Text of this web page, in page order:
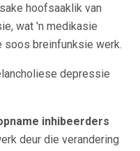
hoofsaaklik van
wat 'n medikasie
breinfunksie werk.
depressie
inhibeerders
deur die verandering